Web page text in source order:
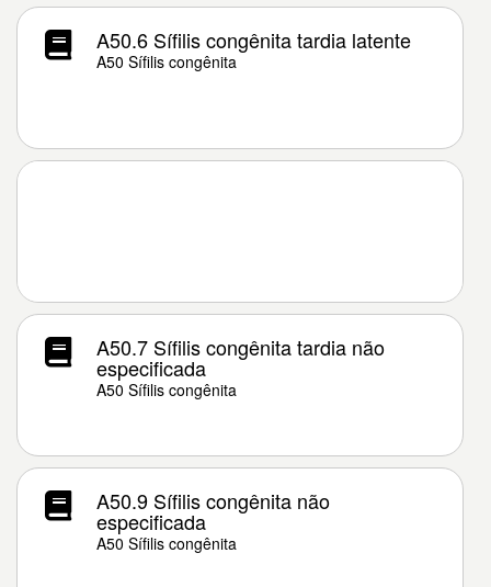
A50.6 Sífilis congênita tardia latente
A50 Sífilis congênita
A50.7 Sífilis congênita tardia não
especificada
A50 Sífilis congênita
A50.9 Sífilis congênita não
especificada
A50 Sífilis congênita